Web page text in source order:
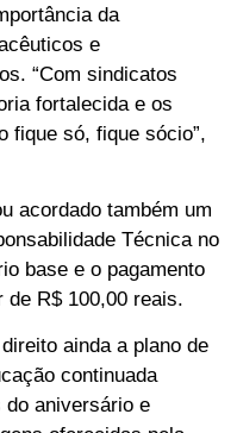
da
e
“Com sindicatos
fortalecida e os
fique só, fique sócio”,
acordado também um
Técnica no
base e o pagamento
de R$ 100,00 reais.
ainda a plano de
continuada
do aniversário e